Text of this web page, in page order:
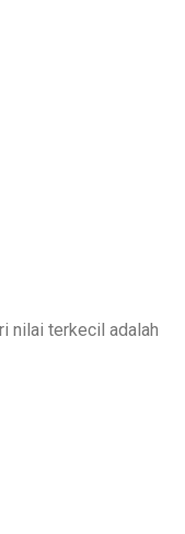
nilai terkecil adalah